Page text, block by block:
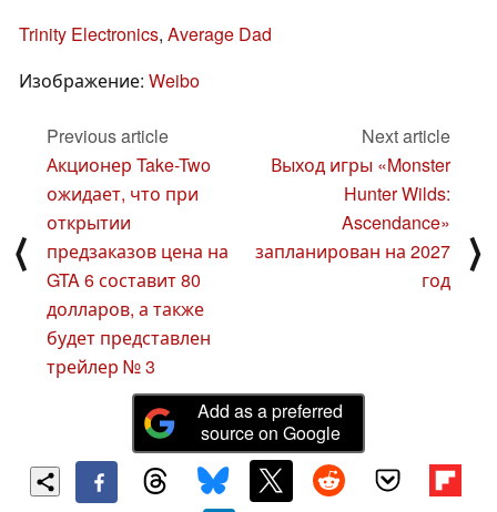
Trinity Electronics, Average Dad
Изображение: Weibo
⟨
Previous article
Акционер Take-Two
ожидает, что при
открытии
предзаказов цена на
GTA 6 составит 80
долларов, а также
будет представлен
трейлер № 3
Next article
Выход игры «Monster
Hunter Wilds:
Ascendance»
запланирован на 2027
год
⟩
Add as a preferred
source on Google